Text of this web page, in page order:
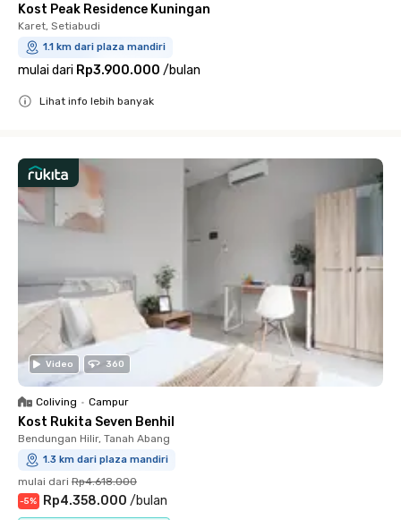
Kost Peak Residence Kuningan
Karet, Setiabudi
1.1 km dari plaza mandiri
mulai dari Rp3.900.000 /bulan
Lihat info lebih banyak
Video 360
Coliving • Campur
Kost Rukita Seven Benhil
Bendungan Hilir, Tanah Abang
1.3 km dari plaza mandiri
mulai dari Rp4.618.000
-5% Rp4.358.000 /bulan